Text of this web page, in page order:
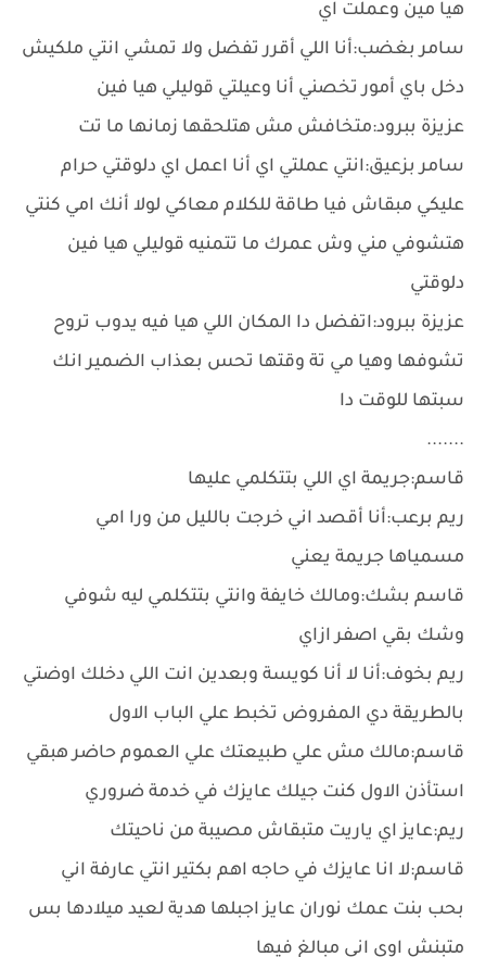
هيا مين وعملت اي
سامر بغضب:أنا اللي أقرر تفضل ولا تمشي انتي ملكيش
دخل باي أمور تخصني أنا وعيلتي قوليلي هيا فين
عزيزة ببرود:متخافش مش هتلحقها زمانها ما تت
سامر بزعيق:انتي عملتي اي أنا اعمل اي دلوقتي حرام
عليكي مبقاش فيا طاقة للكلام معاكي لولا أنك امي كنتي
هتشوفي مني وش عمرك ما تتمنيه قوليلي هيا فين
دلوقتي
عزيزة ببرود:اتفضل دا المكان اللي هيا فيه يدوب تروح
تشوفها وهيا مي تة وقتها تحس بعذاب الضمير انك
سبتها للوقت دا
.......
قاسم:جريمة اي اللي بتتكلمي عليها
ريم برعب:أنا أقصد اني خرجت بالليل من ورا امي
مسمياها جريمة يعني
قاسم بشك:ومالك خايفة وانتي بتتكلمي ليه شوفي
وشك بقي اصفر ازاي
ريم بخوف:أنا لا أنا كويسة وبعدين انت اللي دخلك اوضتي
بالطريقة دي المفروض تخبط علي الباب الاول
قاسم:مالك مش علي طبيعتك علي العموم حاضر هبقي
استأذن الاول كنت جيلك عايزك في خدمة ضروري
ريم:عايز اي ياريت متبقاش مصيبة من ناحيتك
قاسم:لا انا عايزك في حاجه اهم بكتير انتي عارفة اني
بحب بنت عمك نوران عايز اجبلها هدية لعيد ميلادها بس
متبنش اوي اني مبالغ فيها